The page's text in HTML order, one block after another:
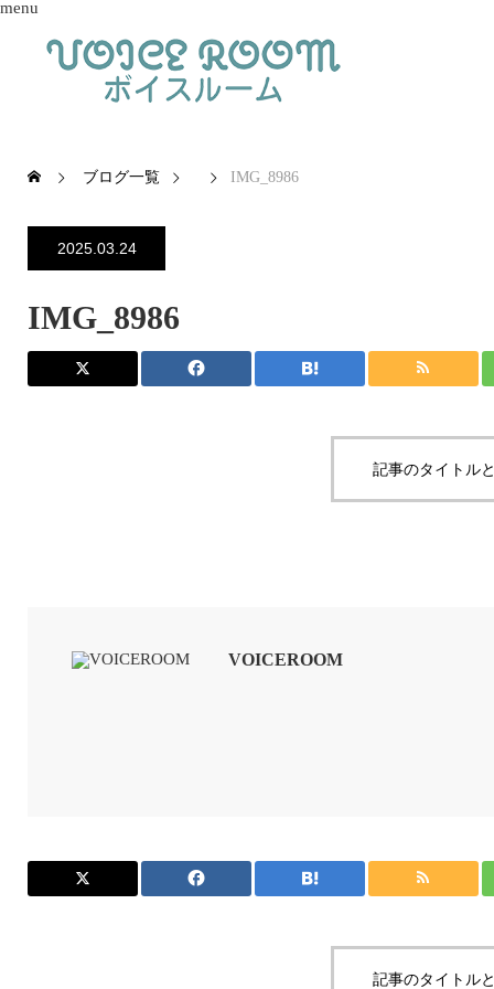
menu
ブログ一覧 IMG_8986
2025.03.24
IMG_8986
記事のタイトル
VOICEROOM
記事のタイトル